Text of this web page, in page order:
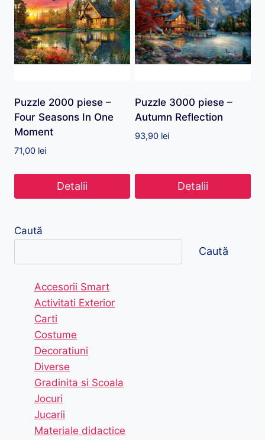
Puzzle 2000 piese –
Four Seasons In One
Moment
71,00 lei
Detalii
Puzzle 3000 piese –
Autumn Reflection
93,90 lei
Detalii
Caută
Caută
Accesorii Smart
Activitati Exterior
Carti
Costume
Decoratiuni
Diverse
Gradinita si Scoala
Jocuri
Jucarii
Materiale didactice